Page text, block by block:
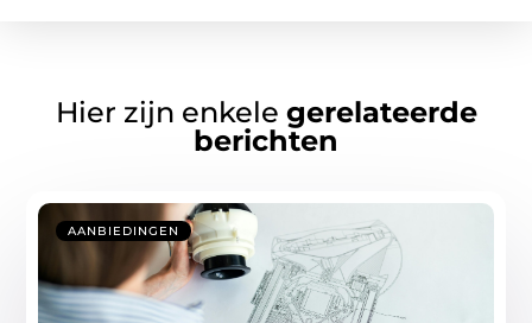
Hier zijn enkele gerelateerde
berichten
AANBIEDINGEN